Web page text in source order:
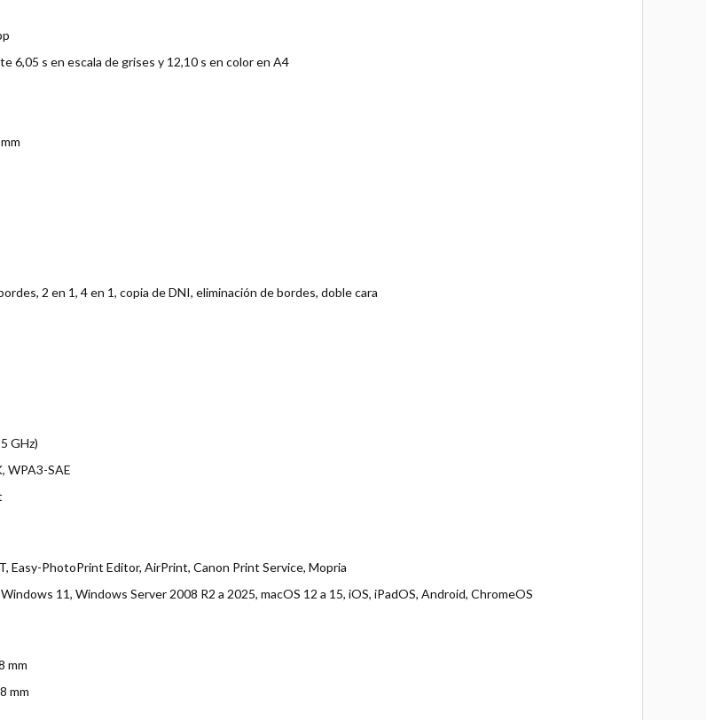
6,05 s en escala de grises y 12,10 s en color en A4
2 en 1, 4 en 1, copia de DNI, eliminación de bordes, doble cara
GHz)
WPA3-SAE
Easy-PhotoPrint Editor, AirPrint, Canon Print Service, Mopria
11, Windows Server 2008 R2 a 2025, macOS 12 a 15, iOS, iPadOS, Android, ChromeOS
mm
mm